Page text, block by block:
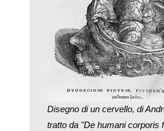
Disegno di un cervello, di
tratto da "De humani corporis